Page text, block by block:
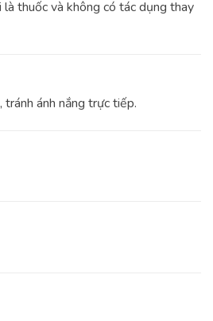
là thuốc và không có tác dụng thay
ánh nắng trực tiếp.